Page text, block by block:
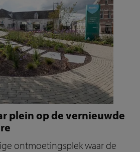
plein op de vernieuwde
ontmoetingsplek waar de